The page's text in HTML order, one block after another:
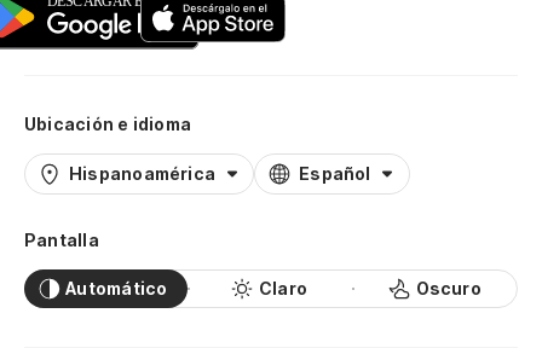
Ubicación e idioma
Hispanoamérica Español
Pantalla
Automático Claro Oscuro